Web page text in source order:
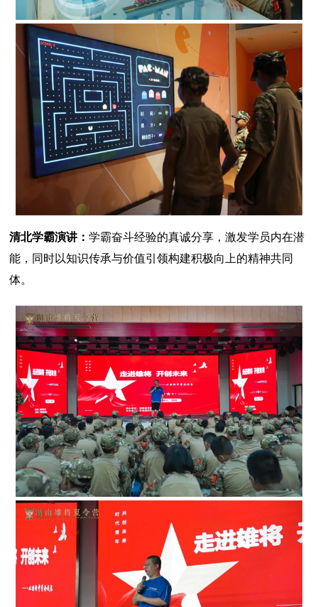
清北学霸演讲：学霸奋斗经验的真诚分享，激发学员内在潜
能，同时以知识传承与价值引领构建积极向上的精神共同
体。